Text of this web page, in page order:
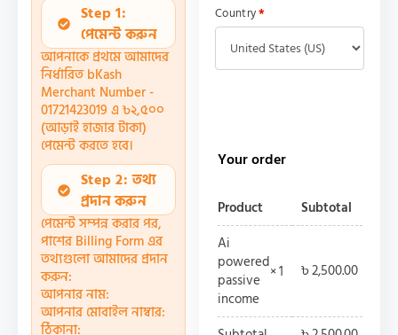
Step 1:
পেমেন্ট করুন
আপনাকে প্রথমে আমাদের
নির্ধারিত bKash
Merchant Number -
01721423019 এ ৳২,৫০০
(আড়াই হাজার টাকা)
পেমেন্ট করতে হবে।
Step 2: তথ্য
প্রদান করুন
পেমেন্ট সম্পন্ন করার পর,
পাশের Billing Form এর
তথ্যগুলো আমাদের প্রদান
করুন:
আপনার নাম:
আপনার মোবাইল নাম্বার:
ঠিকানা:
Country*
Your order
Product
Subtotal
Ai
powered
passive
income
× 1 ৳2,500.00